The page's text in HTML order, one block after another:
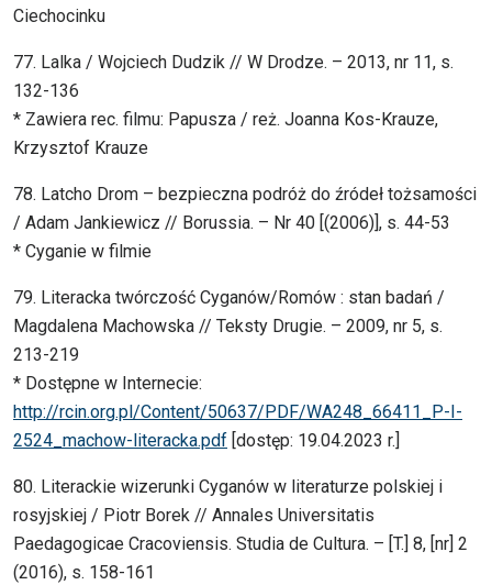
Ciechocinku
77. Lalka / Wojciech Dudzik // W Drodze. – 2013, nr 11, s.
132-136
* Zawiera rec. filmu: Papusza / reż. Joanna Kos-Krauze,
Krzysztof Krauze
78. Latcho Drom – bezpieczna podróż do źródeł tożsamości
/ Adam Jankiewicz // Borussia. – Nr 40 [(2006)], s. 44-53
* Cyganie w filmie
79. Literacka twórczość Cyganów/Romów : stan badań /
Magdalena Machowska // Teksty Drugie. – 2009, nr 5, s.
213-219
* Dostępne w Internecie:
http://rcin.org.pl/Content/50637/PDF/WA248_66411_P-I-
2524_machow-literacka.pdf [dostęp: 19.04.2023 r.]
80. Literackie wizerunki Cyganów w literaturze polskiej i
rosyjskiej / Piotr Borek // Annales Universitatis
Paedagogicae Cracoviensis. Studia de Cultura. – [T.] 8, [nr] 2
(2016), s. 158-161